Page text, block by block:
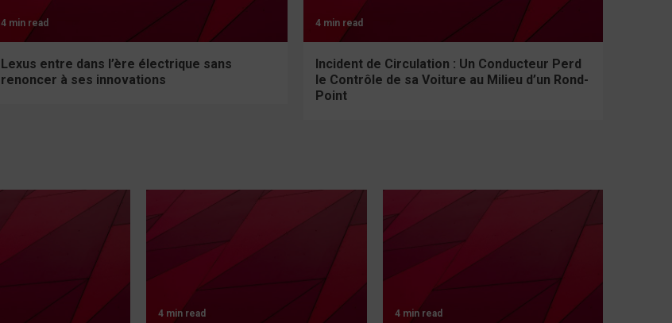
4 min read
Lexus entre dans l’ère électrique sans
renoncer à ses innovations
4 min read
Incident de Circulation : Un Conducteur Perd
le Contrôle de sa Voiture au Milieu d’un Rond-
Point
4 min read 4 min read